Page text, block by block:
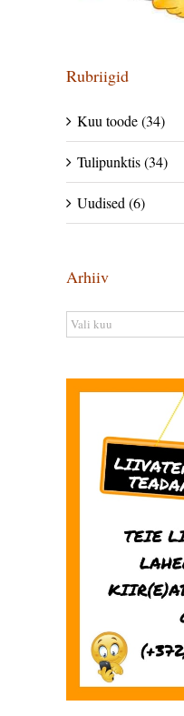
Rubriigid
Kuu toode (34)
Tulipunktis (34)
Uudised (6)
Arhiiv
Arhiiv